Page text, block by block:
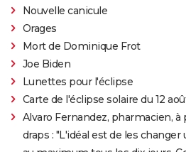
Nouvelle canicule
Orages
Mort de Dominique Frot
Joe Biden
Lunettes pour l'éclipse
Carte de l'éclipse solaire du 12
Alvaro Fernandez, pharmacien, à
draps : "L'idéal est de les